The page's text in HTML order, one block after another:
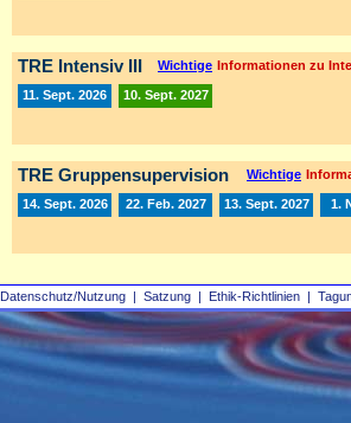
Datenschutz/Nutzung | Satzung | Ethik-Richtlinien |
TRE Intensiv III Wichtige Informationen zu
11. Sept. 2026 10. Sept. 2027
TRE Gruppensupervision Wichtige
14. Sept. 2026 22. Feb. 2027 13. Sept. 2027 1.